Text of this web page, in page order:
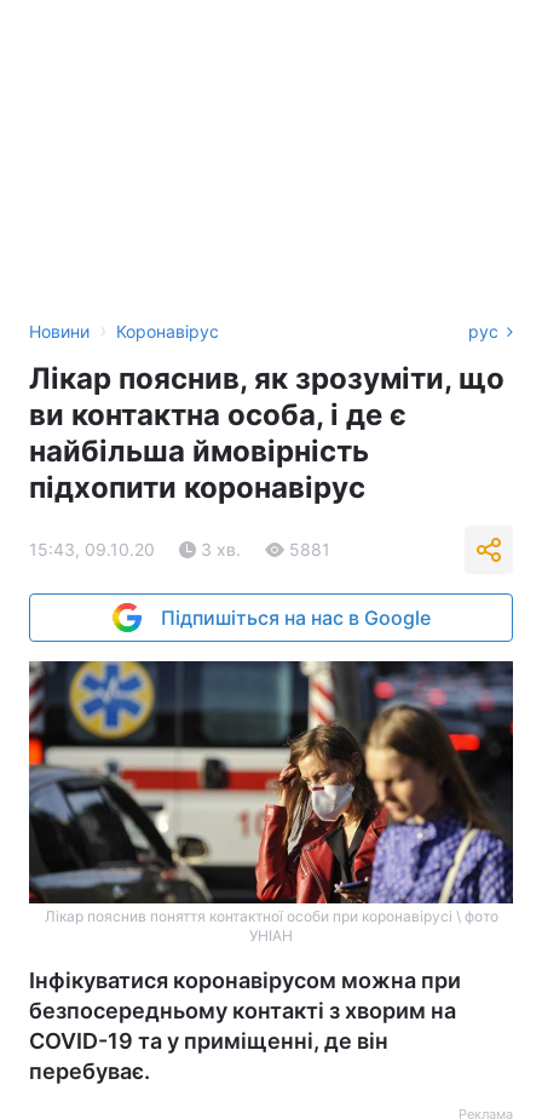
Новини › Коронавірус рус
Лікар пояснив, як зрозуміти, що
ви контактна особа, і де є
найбільша ймовірність
підхопити коронавірус
15:43, 09.10.20 3 хв. 5881
Підпишіться на нас в Google
Лікар пояснив поняття контактної особи при коронавірусі \ фото
УНІАН
Інфікуватися коронавірусом можна при
безпосередньому контакті з хворим на
COVID-19 та у приміщенні, де він
перебуває.
Реклама